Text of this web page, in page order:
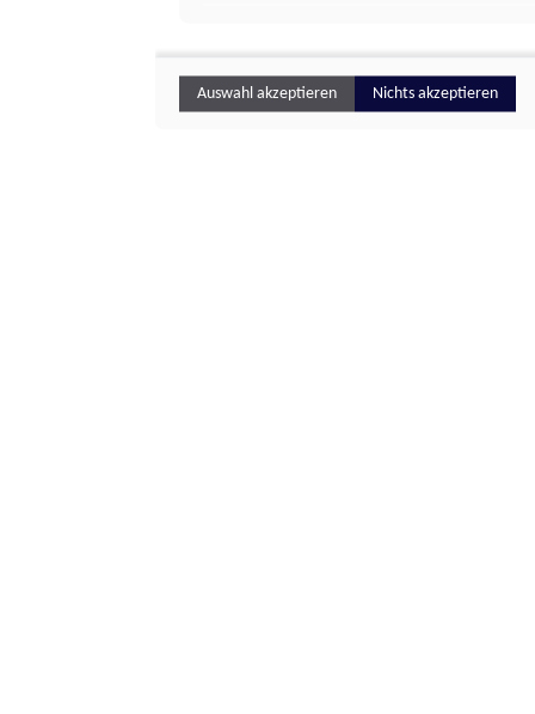
Auswahl akzeptieren Nichts akzeptieren